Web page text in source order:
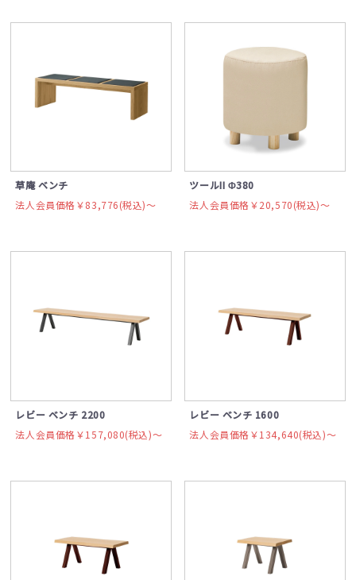
草庵 ベンチ
法人会員価格￥83,776(税込)〜
ツールII Φ380
法人会員価格￥20,570(税込)〜
レビー ベンチ 2200
法人会員価格￥157,080(税込)〜
レビー ベンチ 1600
法人会員価格￥134,640(税込)〜